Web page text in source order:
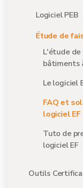
Logiciel PEB
Étude de
L'étude
bâtiments
Le logiciel
FAQ et
logiciel EF
Tuto de
logiciel EF
Outils